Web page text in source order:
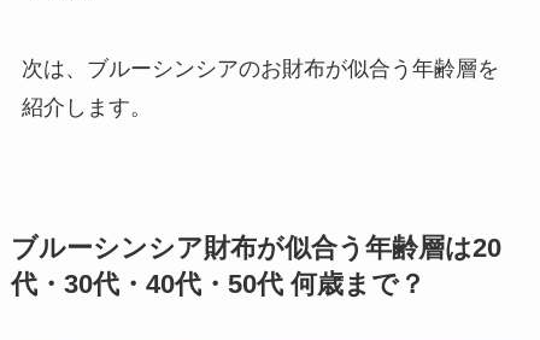
次は、ブルーシンシアのお財布が似合う年齢層を
紹介します。
ブルーシンシア財布が似合う年齢層は20
代・30代・40代・50代 何歳まで？